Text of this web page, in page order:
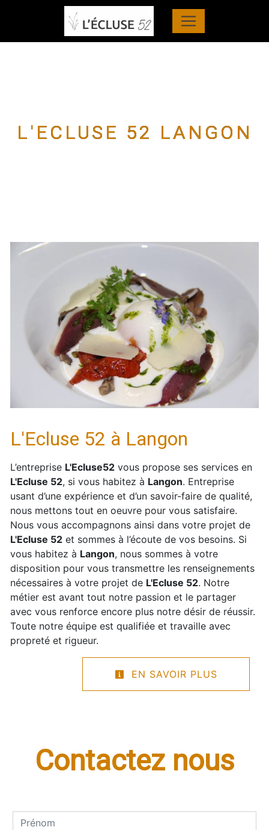
Panneau de gestion des cookies
L'ECLUSE 52 LANGON
L'Ecluse 52 à Langon
L’entreprise L'Ecluse52 vous propose ses services en
L'Ecluse 52, si vous habitez à Langon. Entreprise
usant d’une expérience et d’un savoir-faire de qualité,
nous mettons tout en oeuvre pour vous satisfaire.
Nous vous accompagnons ainsi dans votre projet de
L'Ecluse 52 et sommes à l’écoute de vos besoins. Si
vous habitez à Langon, nous sommes à votre
disposition pour vous transmettre les renseignements
nécessaires à votre projet de L'Ecluse 52. Notre
métier est avant tout notre passion et le partager
avec vous renforce encore plus notre désir de réussir.
Toute notre équipe est qualifiée et travaille avec
propreté et rigueur.
EN SAVOIR PLUS
Contactez nous